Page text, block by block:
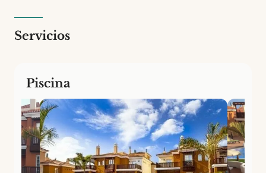
Servicios
Piscina